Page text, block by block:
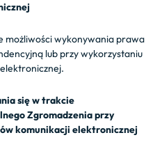
możliwości wykonywania prawa
lub przy wykorzystaniu
się w trakcie
Zgromadzenia przy
komunikacji elektronicznej